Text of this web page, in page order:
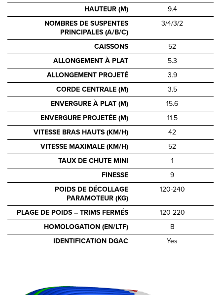
HAUTEUR (M)
9.4
NOMBRES DE SUSPENTES
PRINCIPALES (A/B/C)
3/4/3/2
CAISSONS
52
ALLONGEMENT À PLAT
5.3
ALLONGEMENT PROJETÉ
3.9
CORDE CENTRALE (M)
3.5
ENVERGURE À PLAT (M)
15.6
ENVERGURE PROJETÉE (M)
11.5
VITESSE BRAS HAUTS (KM/H)
42
VITESSE MAXIMALE (KM/H)
52
TAUX DE CHUTE MINI
1
FINESSE
9
POIDS DE DÉCOLLAGE
PARAMOTEUR (KG)
120-240
PLAGE DE POIDS – TRIMS FERMÉS
120-220
HOMOLOGATION (EN/LTF)
B
IDENTIFICATION DGAC
Yes